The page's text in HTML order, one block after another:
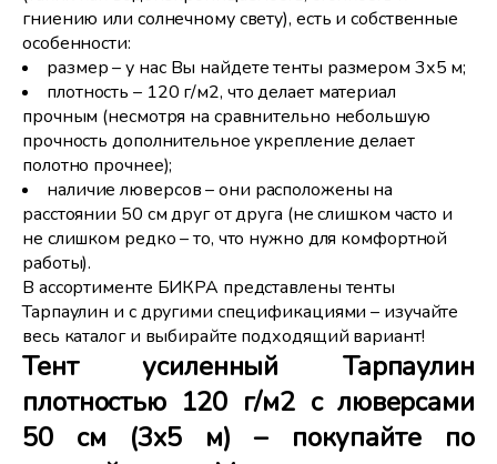
гниению или солнечному свету), есть и собственные
особенности:
размер – у нас Вы найдете тенты размером 3х5 м;
плотность – 120 г/м2, что делает материал
прочным (несмотря на сравнительно небольшую
прочность дополнительное укрепление делает
полотно прочнее);
наличие люверсов – они расположены на
расстоянии 50 см друг от друга (не слишком часто и
не слишком редко – то, что нужно для комфортной
работы).
В ассортименте БИКРА представлены тенты
Тарпаулин и с другими спецификациями – изучайте
весь каталог и выбирайте подходящий вариант!
Тент усиленный Тарпаулин
плотностью 120 г/м2 с люверсами
50 см (3х5 м) – покупайте по